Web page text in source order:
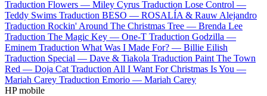
Traduction Flowers — Miley Cyrus Traduction Lose Control —
Teddy Swims Traduction BESO — ROSALÍA & Rauw Alejandro
Traduction Rockin' Around The Christmas Tree — Brenda Lee
Traduction The Magic Key — One-T Traduction Godzilla —
Eminem Traduction What Was I Made For? — Billie Eilish
Traduction Special — Dave & Tiakola Traduction Paint The Town
Red — Doja Cat Traduction All I Want For Christmas Is You —
Mariah Carey Traduction Emorio — Mariah Carey
HP mobile